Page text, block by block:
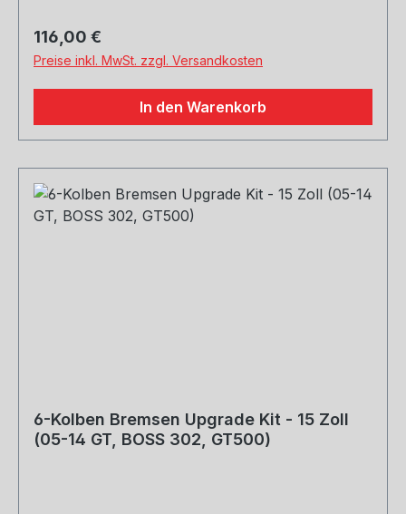
Regulärer Preis:
116,00 €
Preise inkl. MwSt. zzgl. Versandkosten
In den Warenkorb
6-Kolben Bremsen Upgrade Kit - 15 Zoll
(05-14 GT, BOSS 302, GT500)